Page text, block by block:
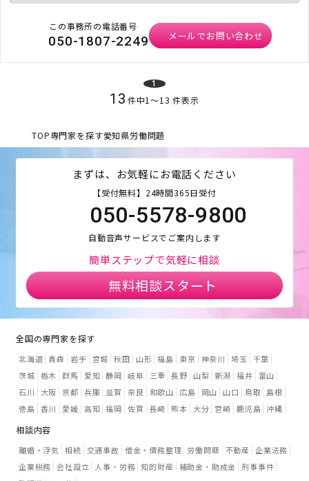
この事務所の電話番号
050-1807-2249 メールでお問い合わせ
1
13 件中1〜13 件表示
TOP専門家を探す愛知県労働問題
まずは、お気軽にお電話ください
【受付無料】24時間365日受付
050-5578-9800
自動音声サービスでご案内します
簡単ステップで気軽に相談
無料相談スタート
全国の専門家を探す
北海道 青森 岩手 宮城 秋田 山形 福島 東京 神奈川 埼玉
千葉
茨城 栃木 群馬 愛知 静岡 岐阜 三重 長野 山梨 新潟 福井
富山
石川
大阪 京都 兵庫 滋賀 奈良 和歌山 広島 岡山 山口 鳥取
島根
徳島 香川 愛媛 高知 福岡 佐賀 長崎 熊本 大分 宮崎 鹿児島 沖縄
相談内容
離婚・浮気 相続 交通事故 借金・債務整理 労働問題 不動産 企業法務
企業税務 会社設立 人事・労務 知的財産 補助金・助成金 刑事事件